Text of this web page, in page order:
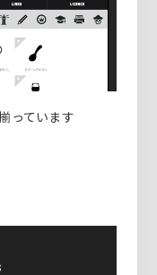
っています